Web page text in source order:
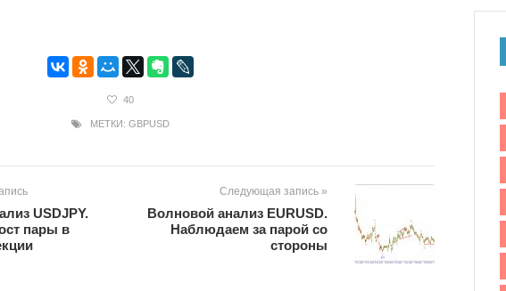
40
МЕТКИ: GBPUSD
USDJPY.
пары в
Следующая запись »
Волновой анализ EURUSD.
Наблюдаем за парой со
стороны